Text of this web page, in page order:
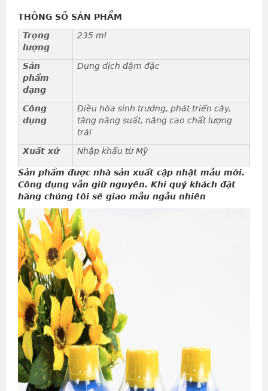
THÔNG SỐ SẢN PHẨM
Trọng
lượng
235 ml
Sản
phẩm
dạng
Dụng dịch đậm đặc
Công
dụng
Điều hòa sinh trưởng, phát triển cây,
tăng năng suất, nâng cao chất lượng
trái
Xuất xứ
Nhập khẩu từ Mỹ
Sản phẩm được nhà sản xuất cập nhật mẫu mới.
Công dụng vẫn giữ nguyên. Khi quý khách đặt
hàng chúng tôi sẽ giao mẫu ngẫu nhiên